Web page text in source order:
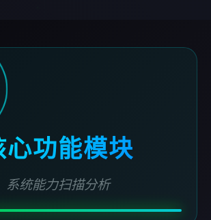
心功能模块
系统能力扫描分析